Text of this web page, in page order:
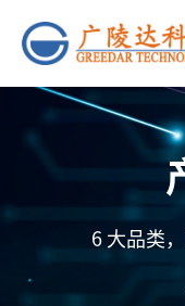
6 大品类